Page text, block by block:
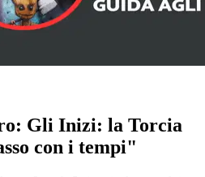
Gli Inizi: la Torcia
con i tempi"